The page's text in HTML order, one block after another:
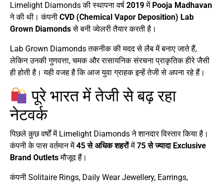
Limelight Diamonds की स्थापना वर्ष 2019में Pooja Madhavan
ने की थी। कंपनी CVD (Chemical Vapor Deposition) Lab
Grown Diamondsसे बनी ज्वेलरी तैयार करती है।
Lab Grown Diamonds तकनीक की मदद से लैब में बनाए जाते हैं,
लेकिन उनकी गुणवत्ता, चमक और रासायनिक संरचना प्राकृतिक हीरे जैसी
ही होती है। यही वजह है कि आज युवा ग्राहक इन्हें तेजी से अपना रहे हैं।
पूरे भारत में तेजी से बढ़ रहा
नेटवर्क
पिछले कुछ वर्षों में Limelight Diamonds ने शानदार विस्तार किया है।
कंपनी के पास वर्तमान में45 से अधिक शहरोंमें75 से ज्यादा Exclusive
Brand Outletsमौजूद हैं।
कंपनी Solitaire Rings, Daily Wear Jewellery, Earrings,